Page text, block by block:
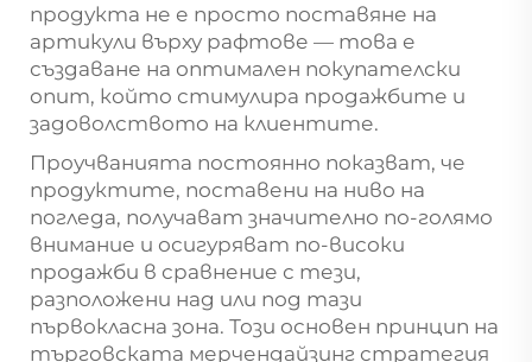
продукта не е просто поставяне на
артикули върху рафтове — това е
създаване на оптимален покупателски
опит, който стимулира продажбите и
задоволството на клиентите.
Проучванията постоянно показват, че
продуктите, поставени на ниво на
погледа, получават значително по-голямо
внимание и осигуряват по-високи
продажби в сравнение с тези,
разположени над или под тази
първокласна зона. Този основен принцип на
търговската мерчендайзинг стратегия